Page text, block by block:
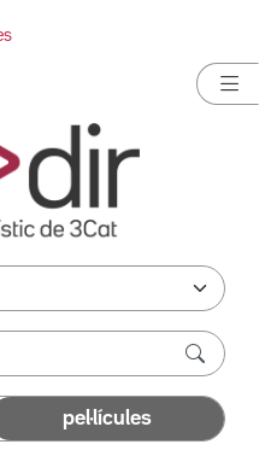
pel·lícules